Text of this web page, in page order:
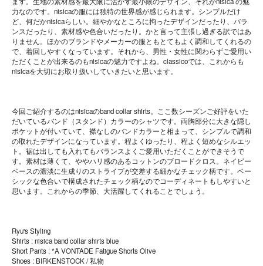
力なのです。nisicaの服には独特の世界感が感じられます。シンプルだけ
ど、何だかnisicaらしい。細やかなところに拘ったデザインだったり、バラ
ンスだったり、素材感や色合いだったり。かと言って主張し過ぎる訳ではあ
りません。ほかのブランドやメーカーの服ともとてもよく調和してくれるの
で、着回しやすくなっています。それから、男性・女性に関わらずご愛用い
ただくことが出来るのもnisicaの魅力ですよね。classicoでは、これからも
nisicaを大切にお取り扱いしていきたいと思います。
今回ご紹介するのはnisicaのband collar shirts。ここ数シーズンご好評をいた
だいているバンド（スタンド）カラーのシャツです。両胸部分に大きな隠し
ポケットが付いていて、襟なしのバンドカラーと相まって、シンプルで調和
の取れたデザインになっています。程よくゆったり、程よく短めなシルエッ
ト。裾は出しても入れてもバランスよくご愛用いただくことができそうで
す。素材は薄くて、ややハリ感のあるコットンのブロードクロス。ネイビー
ベースの濃淡に生成りのストライプが交差する細かなチェック柄です。ベー
シックな色合いで構成されたチェック柄なのでコーディネートもしやすいと
思います。これからの季節、大活躍してくれることでしょう。
Ryu's Styling
Shirts : nisica band collar shirts blue
Short Pants : *A VONTADE Fatigue Shorts Olive
Shoes : BIRKENSTOCK / 私物